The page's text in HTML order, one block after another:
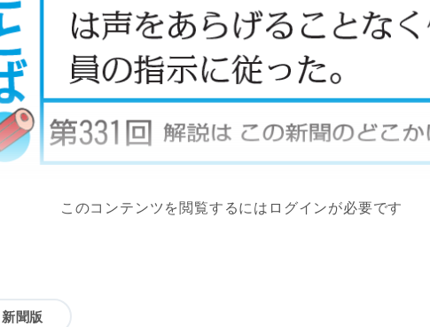
このコンテンツを閲覧するにはログインが必要です
聞版